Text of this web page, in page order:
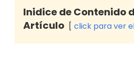
Inidice de Contenido
Artículo
click para ver